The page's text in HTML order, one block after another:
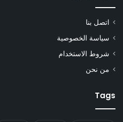
اتصل بنا
سياسة الخصوصية
شروط الاستخدام
من نحن
Tags